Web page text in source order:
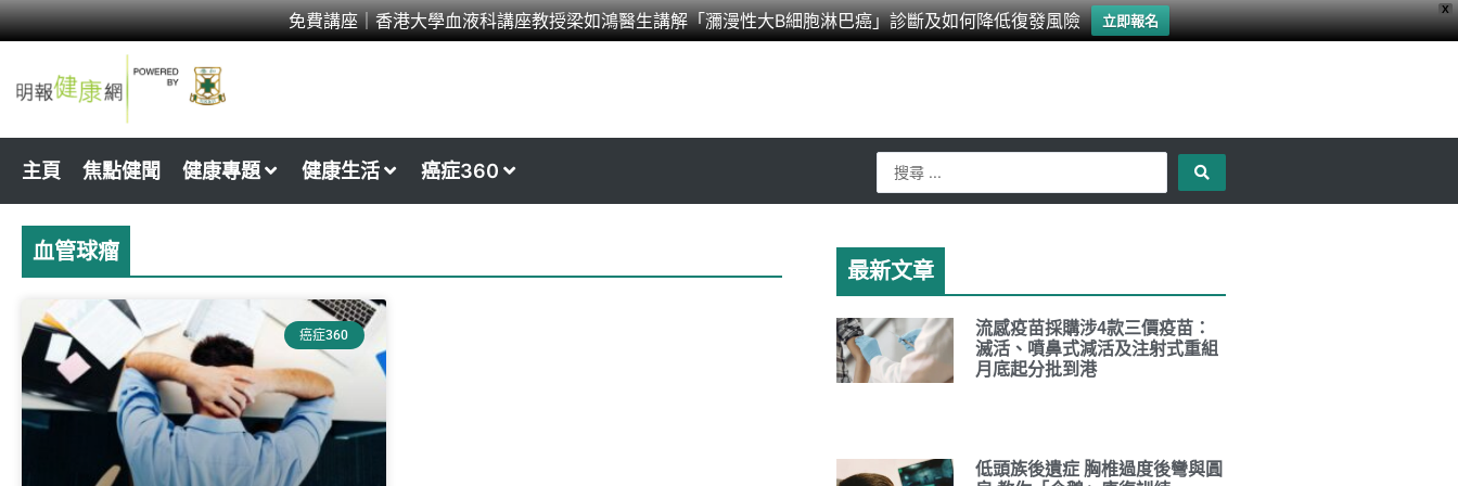
X
免費講座｜香港大學血液科講座教授梁如鴻醫生講解「瀰漫性大B細胞淋巴癌」診斷及如何降低復發風險 立即報名
Skip
to
content
主頁 焦點健聞 健康專題 健康生活 癌症360
Search
...
血管球瘤
癌症360
最新文章
流感疫苗採購涉4款三價疫苗：
滅活、噴鼻式減活及注射式重組
月底起分批到港
低頭族後遺症 胸椎過度後彎與圓